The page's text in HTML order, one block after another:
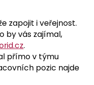
zapojit i veřejnost.
by vás zajímal,
.
přímo v týmu
pozic najde